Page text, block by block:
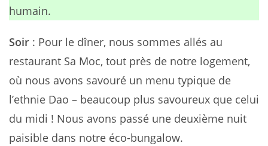
humain.
Soir : Pour le dîner, nous sommes allés au
restaurant Sa Moc, tout près de notre logement,
où nous avons savouré un menu typique de
l’ethnie Dao – beaucoup plus savoureux que celui
du midi ! Nous avons passé une deuxième nuit
paisible dans notre éco-bungalow.